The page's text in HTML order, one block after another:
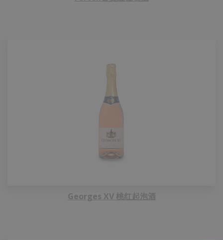
Georges XV 桃红起泡酒